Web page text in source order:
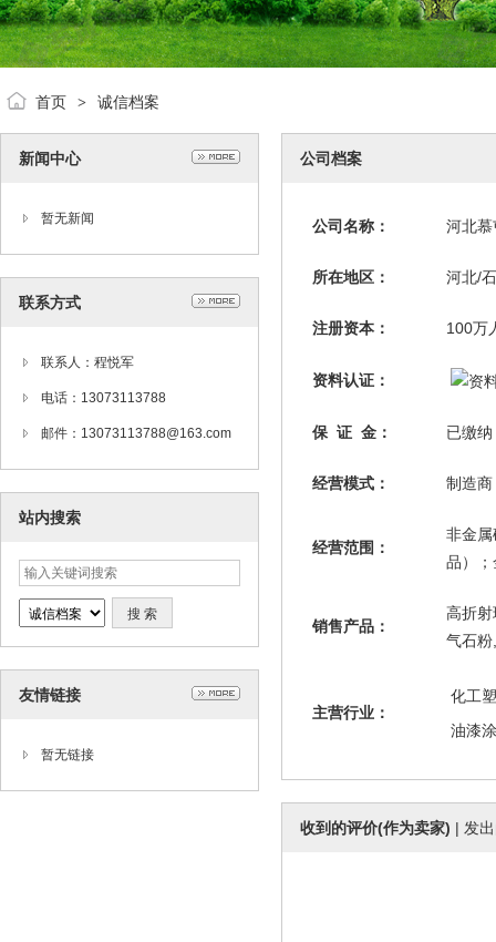
首页 > 诚信档案
新闻中心
暂无新闻
联系方式
联系人：程悦军
电话：13073113788
邮件：13073113788@163.com
站内搜索
友情链接
暂无链接
公司档案
公司名称： 河北
所在地区： 河北/
注册资本： 100万
资料认证：
保 证 金： 已缴纳
经营模式： 制造商
经营范围：
非金
品）
销售产品：
高折
气石
主营行业：
化工
油漆
收到的评价(作为卖家) | 发